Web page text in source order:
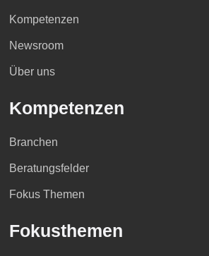
Kompetenzen
Newsroom
Über uns
Kompetenzen
Branchen
Beratungsfelder
Fokus Themen
Fokusthemen